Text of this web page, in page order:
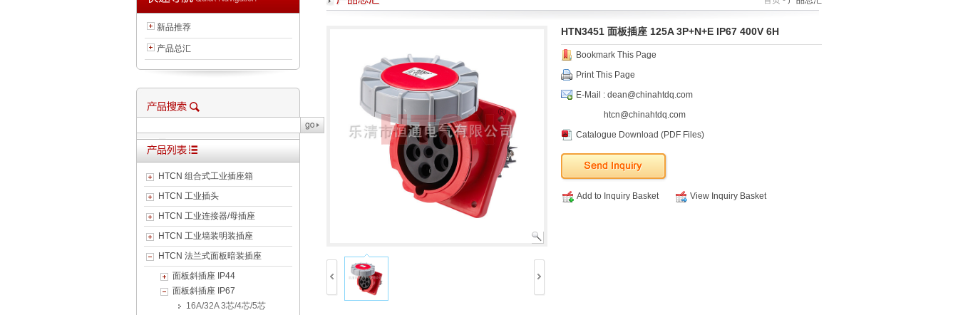
新品推荐
产品总汇
HTCN 组合式工业插座箱
HTCN 工业插头
HTCN 工业连接器/母插座
HTCN 工业墙装明装插座
HTCN 法兰式面板暗装插座
面板斜插座 IP44
面板斜插座 IP67
16A/32A 3芯/4芯/5芯
HTN3451 面板插座 125A 3P+N+E IP67 400V 6H
Bookmark This Page
Print This Page
E-Mail : dean@chinahtdq.com
htcn@chinahtdq.com
Catalogue Download (PDF Files)
Add to Inquiry Basket View Inquiry Basket